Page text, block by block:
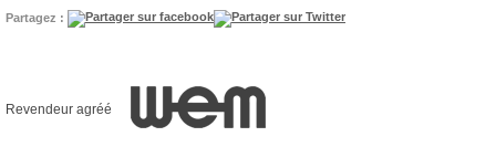
Partagez :
Revendeur agréé